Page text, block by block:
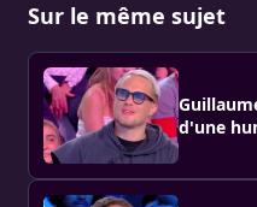
Sur le même sujet
d'une